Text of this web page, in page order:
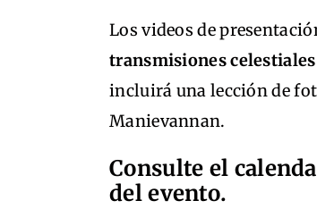
Los videos de
transmisiones
incluirá una lección de
Manievannan.
Consulte el
del evento.